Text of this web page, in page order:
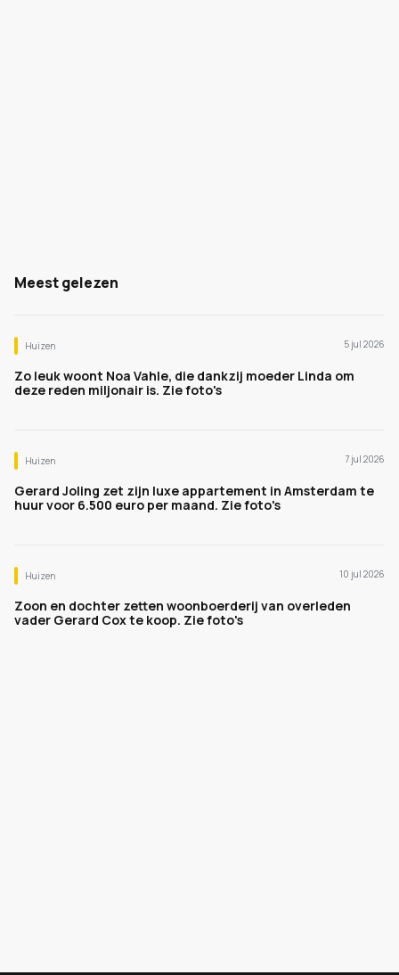
Meest gelezen
Huizen 5 jul 2026
Zo leuk woont Noa Vahle, die dankzij moeder Linda om
deze reden miljonair is. Zie foto's
Huizen 7 jul 2026
Gerard Joling zet zijn luxe appartement in Amsterdam te
huur voor 6.500 euro per maand. Zie foto's
Huizen 10 jul 2026
Zoon en dochter zetten woonboerderij van overleden
vader Gerard Cox te koop. Zie foto's